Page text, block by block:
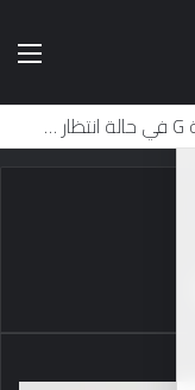
لماذا تم منع النساء من المشاركة في لومان لعقود من الزمن؟